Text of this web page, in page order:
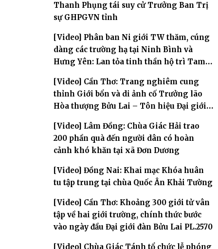
Thanh Phụng tái suy cử Trưởng Ban Trị
sự GHPGVN tỉnh
[Video] Phân ban Ni giới TW thăm, cúng
dàng các trường hạ tại Ninh Bình và
Hưng Yên: Lan tỏa tinh thần hộ trì Tam
[Video] Cần Thơ: Trang nghiêm cung
thỉnh Giới bổn và di ảnh cố Trưởng lão
Hòa thượng Bửu Lai – Tôn hiệu Đại giới
[Video] Lâm Đồng: Chùa Giác Hải trao
200 phần quà đến người dân có hoàn
cảnh khó khăn tại xã Đơn Dương
[Video] Đồng Nai: Khai mạc Khóa huân
tu tập trung tại chùa Quốc Ân Khải Tường
[Video] Cần Thơ: Khoảng 300 giới tử vân
tập về hai giới trường, chính thức bước
vào ngày đầu Đại giới đàn Bửu Lai PL.2570
[Video] Chùa Giác Tánh tổ chức lễ phóng